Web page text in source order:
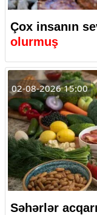
Çox insanın
olurmuş
02-08-2026 15:00
Səhərlər